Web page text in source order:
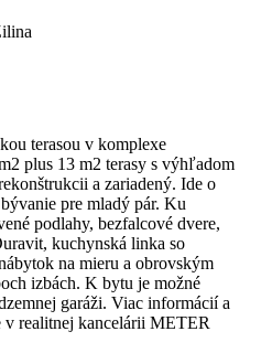
terasou v komplexe
plus 13 m2 terasy s výhľadom
a zariadený. Ide o
pre mladý pár. Ku
podlahy, bezfalcové dvere,
kuchynská linka so
na mieru a obrovským
izbách. K bytu je možné
garáži. Viac informácií a
realitnej kancelárii METER